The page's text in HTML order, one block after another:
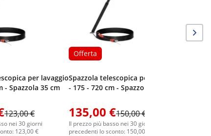
per lavaggio
- Spazzola 35 cm
123,00 €
nei 30 giorni
123,00 €
Offerta
Spazzola telescopica per lavaggio
- 175 - 720 cm - Spazzola 35 cm
135,00 €150,00 €
Il prezzo più basso nei 30 giorni
precedenti lo sconto: 150,00 €